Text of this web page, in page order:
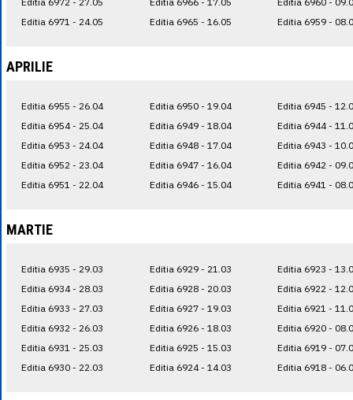
Editia 6971 - 24.05
Editia 6965 - 16.05
Editia 6959 -
APRILIE
Editia 6955 - 26.04
Editia 6954 - 25.04
Editia 6953 - 24.04
Editia 6952 - 23.04
Editia 6951 - 22.04
Editia 6950 - 19.04
Editia 6949 - 18.04
Editia 6948 - 17.04
Editia 6947 - 16.04
Editia 6946 - 15.04
Editia 6945 -
Editia 6944 -
Editia 6943 -
Editia 6942 -
Editia 6941 -
MARTIE
Editia 6935 - 29.03
Editia 6934 - 28.03
Editia 6933 - 27.03
Editia 6932 - 26.03
Editia 6931 - 25.03
Editia 6930 - 22.03
Editia 6929 - 21.03
Editia 6928 - 20.03
Editia 6927 - 19.03
Editia 6926 - 18.03
Editia 6925 - 15.03
Editia 6924 - 14.03
Editia 6923 -
Editia 6922 -
Editia 6921 -
Editia 6920 -
Editia 6919 -
Editia 6918 -